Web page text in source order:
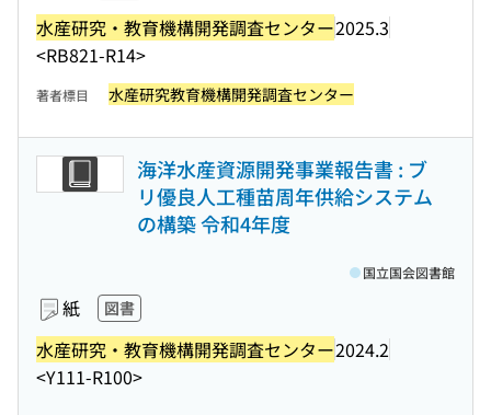
水産研究・教育機構開発調査センター2025.3
<RB821-R14>
著者標目 水産研究教育機構開発調査センター
海洋水産資源開発事業報告書 : ブ
リ優良人工種苗周年供給システム
の構築 令和4年度
紙 図書
水産研究・教育機構開発調査センター2024.2
<Y111-R100>
国立国会図書館